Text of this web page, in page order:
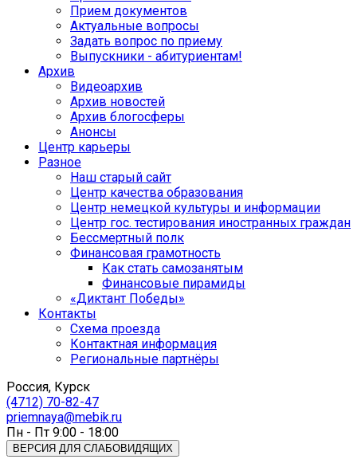
Прием документов
Актуальные вопросы
Задать вопрос по приему
Выпускники - абитуриентам!
Архив
Видеоархив
Архив новостей
Архив блогосферы
Анонсы
Центр карьеры
Разное
Наш старый сайт
Центр качества образования
Центр немецкой культуры и информации
Центр гос. тестирования иностранных граждан
Бессмертный полк
Финансовая грамотность
Как стать самозанятым
Финансовые пирамиды
«Диктант Победы»
Контакты
Схема проезда
Контактная информация
Региональные партнёры
Россия, Курск
(4712) 70-82-47
priemnaya@mebik.ru
Пн - Пт 9:00 - 18:00
ВЕРСИЯ ДЛЯ СЛАБОВИДЯЩИХ